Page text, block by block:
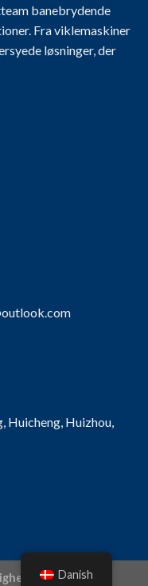
banebrydende
Fra viklemaskiner
løsninger, der
Huicheng, Huizhou,
forbeholdes.
Danish